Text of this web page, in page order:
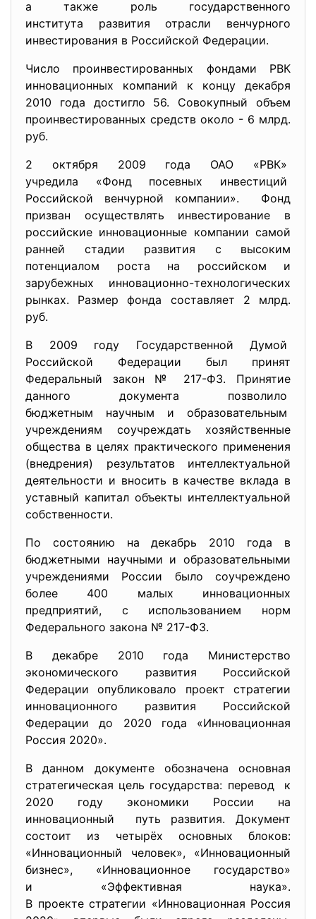
а также роль государственного
института развития отрасли венчурного
инвестирования в Российской Федерации.
Число проинвестированных фондами РВК
инновационных компаний к концу декабря
2010 года достигло 56. Совокупный объем
проинвестированных средств около - 6 млрд.
руб.
2 октября 2009 года ОАО «РВК»
учредила «Фонд посевных инвестиций
Российской венчурной компании». Фонд
призван осуществлять инвестирование в
российские инновационные компании самой
ранней стадии развития с высоким
потенциалом роста на российском и
зарубежных инновационно-технологических
рынках. Размер фонда составляет 2 млрд.
руб.
В 2009 году Государственной Думой
Российской Федерации был принят
Федеральный закон № 217-ФЗ. Принятие
данного документа позволило
бюджетным научным и образовательным
учреждениям соучреждать хозяйственные
общества в целях практического применения
(внедрения) результатов интеллектуальной
деятельности и вносить в качестве вклада в
уставный капитал объекты интеллектуальной
собственности.
По состоянию на декабрь 2010 года в
бюджетными научными и образовательными
учреждениями России было соучреждено
более 400 малых инновационных
предприятий, с использованием норм
Федерального закона № 217-ФЗ.
В декабре 2010 года Министерство
экономического развития Российской
Федерации опубликовало проект стратегии
инновационного развития Российской
Федерации до 2020 года «Инновационная
Россия 2020».
В данном документе обозначена основная
стратегическая цель государства: перевод к
2020 году экономики России на
инновационный путь развития. Документ
состоит из четырёх основных блоков:
«Инновационный человек», «Инновационный
бизнес», «Инновационное государство»
и «Эффективная наука».
В проекте стратегии «Инновационная Россия